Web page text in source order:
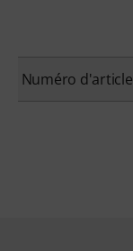
Numéro d'article